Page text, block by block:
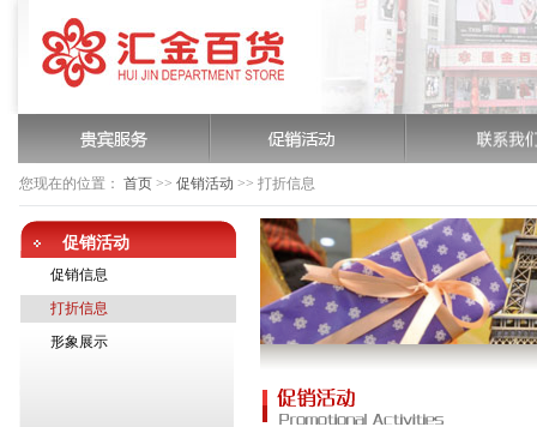
您现在的位置： 首页>> 促销活动 >> 打折信息
促销活动
促销信息
打折信息
形象展示